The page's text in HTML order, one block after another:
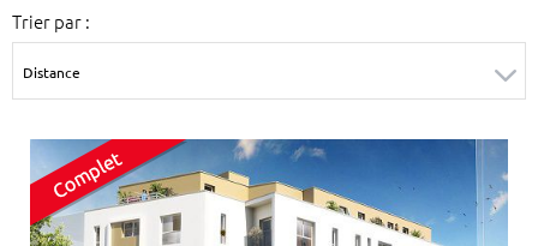
€ €
Surface min
m²
Surface max
m²
Type de location
Trier par :